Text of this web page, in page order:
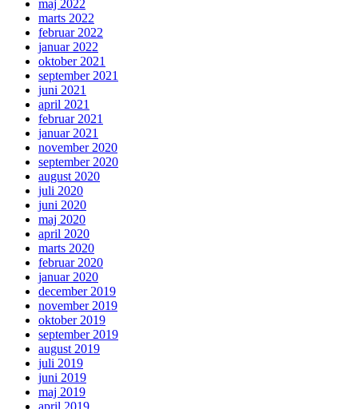
maj 2022
marts 2022
februar 2022
januar 2022
oktober 2021
september 2021
juni 2021
april 2021
februar 2021
januar 2021
november 2020
september 2020
august 2020
juli 2020
juni 2020
maj 2020
april 2020
marts 2020
februar 2020
januar 2020
december 2019
november 2019
oktober 2019
september 2019
august 2019
juli 2019
juni 2019
maj 2019